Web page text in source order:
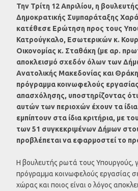
Την Τρίτη 12 Απριλίου, η
Δημοκρατικής Συμπαράταξης
κατέθεσε Ερώτηση προς τους
Κατρούγκαλο, Εσωτερικών κ.
Οικονομίας κ. Σταθάκη (με αρ.
αποκλεισμό σχεδόν όλων των
Ανατολικής Μακεδονίας και
πρόγραμμα κοινωφελούς
απασχόλησης, υποστηρίζοντας ότι
αυτών των περιοχών έχουν τα
εμπίπτουν στα ίδια κριτήρια, με
των 51 συγκεκριμένων Δήμων
προβλέπεται να εφαρμοστεί το
Η βουλευτής ρωτά τους Υπουργούς,
πρόγραμμα κοινωφελούς εργασίας
χώρας και ποιος είναι ο λόγος